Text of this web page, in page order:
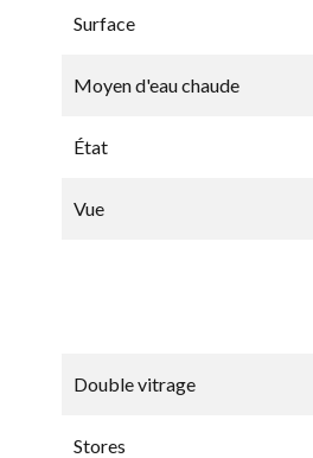
Surface
Moyen d'eau chaude
État
Vue
Double vitrage
Stores